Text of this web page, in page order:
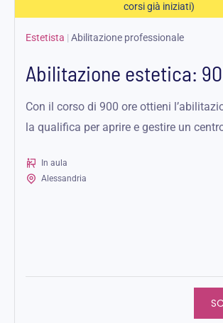
corsi già iniziati)
Estetista | Abilitazione professionale
Abilitazione estetica:
Con il corso di 900 ore ottieni
la qualifica per aprire e gestire un
In aula
Alessandria